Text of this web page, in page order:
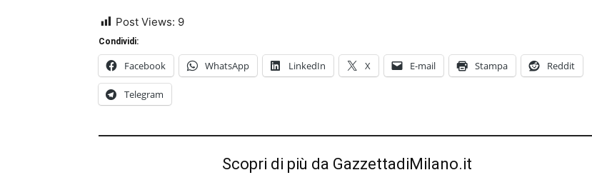
Post Views: 9
Condividi:
Facebook WhatsApp LinkedIn X E-mail Stampa Reddit
Telegram
Scopri di più da GazzettadiMilano.it